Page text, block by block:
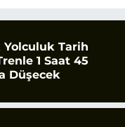
Yolculuk Tarih
1 Saat 45
Düşecek